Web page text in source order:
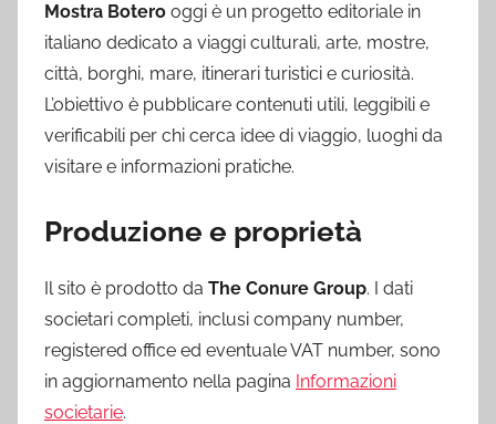
Mostra Botero oggi è un progetto editoriale in
italiano dedicato a viaggi culturali, arte, mostre,
città, borghi, mare, itinerari turistici e curiosità.
L’obiettivo è pubblicare contenuti utili, leggibili e
verificabili per chi cerca idee di viaggio, luoghi da
visitare e informazioni pratiche.
Produzione e proprietà
Il sito è prodotto da The Conure Group. I dati
societari completi, inclusi company number,
registered office ed eventuale VAT number, sono
in aggiornamento nella pagina Informazioni
societarie.